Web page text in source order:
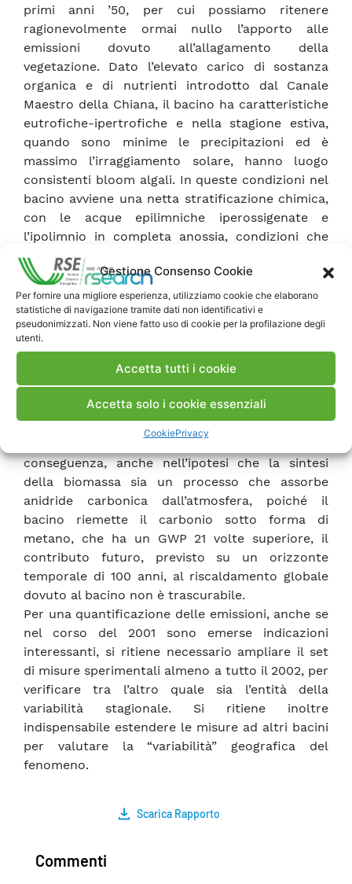
Gestione Consenso Cookie
Per fornire una migliore esperienza, utilizziamo cookie che elaborano
statistiche di navigazione tramite dati non identificativi e
pseudonimizzati. Non viene fatto uso di cookie per la profilazione degli
utenti.
Accetta tutti i cookie
Accetta solo i cookie essenziali
CookiePrivacy
primi anni ’50, per cui possiamo ritenere
ragionevolmente ormai nullo l’apporto alle
emissioni dovuto all’allagamento della
vegetazione. Dato l’elevato carico di sostanza
organica e di nutrienti introdotto dal Canale
Maestro della Chiana, il bacino ha caratteristiche
eutrofiche-ipertrofiche e nella stagione estiva,
quando sono minime le precipitazioni ed è
massimo l’irraggiamento solare, hanno luogo
consistenti bloom algali. In queste condizioni nel
bacino avviene una netta stratificazione chimica,
con le acque epilimniche iperossigenate e
l’ipolimnio in completa anossia, condizioni che
dovrebbero favorire una degradazione
anaerobica della biomassa con formazione di
metano. Sono state effettuate cinque campagne
di rilievo in maggio, giugno, luglio agosto ed
ottobre, nelle quali in tre stazioni,
rappresentative delle tre aree omogenee in cui è
stato suddiviso il bacino, sono stati posizionati
imbuti per la raccolta dei gas emessi (Ceradini,
2001). L’analisi dei campioni raccolti ha
confermato la tendenza del bacino ad emettere
conseguenza, anche nell’ipotesi che la sintesi
della biomassa sia un processo che assorbe
anidride carbonica dall’atmosfera, poiché il
bacino riemette il carbonio sotto forma di
metano, che ha un GWP 21 volte superiore, il
contributo futuro, previsto su un orizzonte
temporale di 100 anni, al riscaldamento globale
dovuto al bacino non è trascurabile.
Per una quantificazione delle emissioni, anche se
nel corso del 2001 sono emerse indicazioni
interessanti, si ritiene necessario ampliare il set
di misure sperimentali almeno a tutto il 2002, per
verificare tra l’altro quale sia l’entità della
variabilità stagionale. Si ritiene inoltre
indispensabile estendere le misure ad altri bacini
per valutare la “variabilità” geografica del
fenomeno.
Scarica Rapporto
Commenti